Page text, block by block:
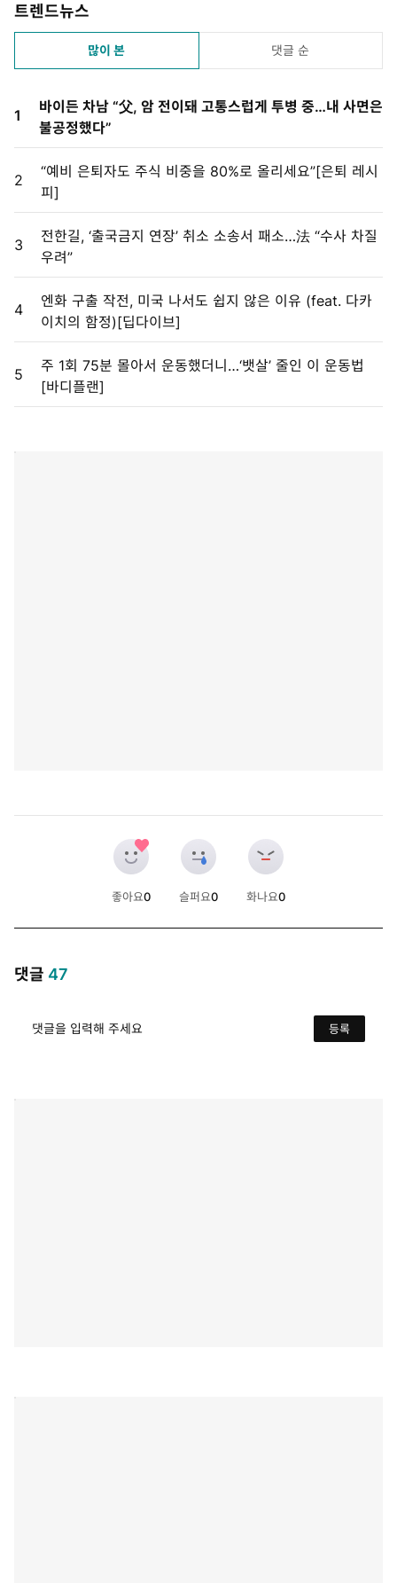
트렌드뉴스
많이 본 댓글 순
1
바이든 차남 “父, 암 전이돼 고통스럽게 투병 중…내 사면은
불공정했다”
2
“예비 은퇴자도 주식 비중을 80%로 올리세요”[은퇴 레시
피]
3
전한길, ‘출국금지 연장’ 취소 소송서 패소…法 “수사 차질
우려”
4
엔화 구출 작전, 미국 나서도 쉽지 않은 이유 (feat. 다카
이치의 함정)[딥다이브]
5
주 1회 75분 몰아서 운동했더니…‘뱃살’ 줄인 이 운동법
[바디플랜]
좋아요0
슬퍼요0
화나요0
댓글 47
댓글을 입력해 주세요 등록